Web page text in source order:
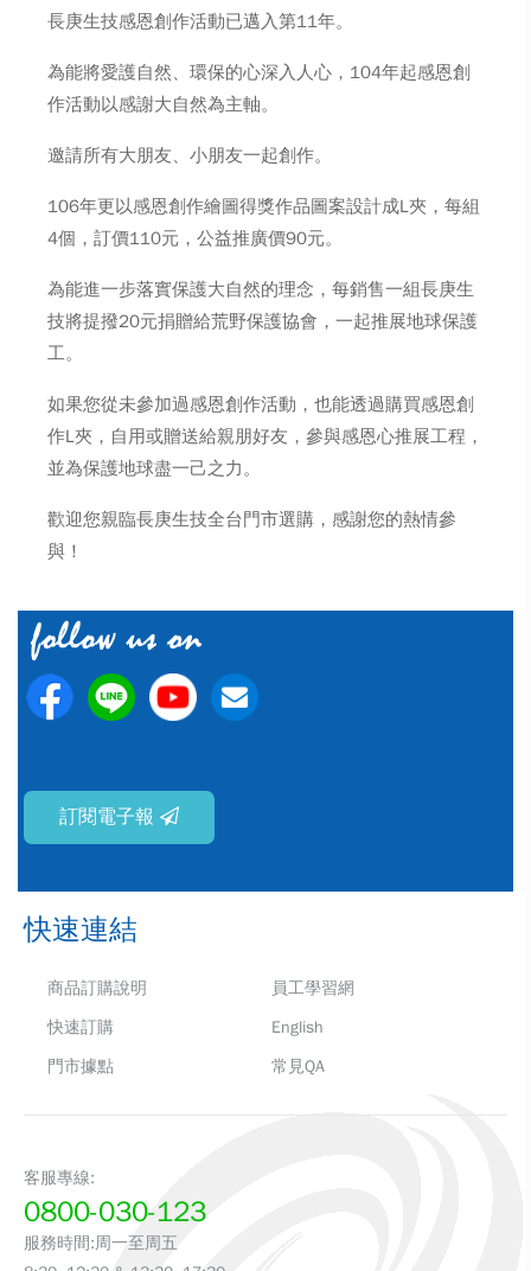
長庚生技感恩創作活動已邁入第11年。
為能將愛護自然、環保的心深入人心，104年起感恩創
作活動以感謝大自然為主軸。
邀請所有大朋友、小朋友一起創作。
106年更以感恩創作繪圖得獎作品圖案設計成L夾，每組
4個，訂價110元，公益推廣價90元。
為能進一步落實保護大自然的理念，每銷售一組長庚生
技將提撥20元捐贈給荒野保護協會，一起推展地球保護
工。
如果您從未參加過感恩創作活動，也能透過購買感恩創
作L夾，自用或贈送給親朋好友，參與感恩心推展工程，
並為保護地球盡一己之力。
歡迎您親臨長庚生技全台門市選購，感謝您的熱情參
與！
訂閱電子報
快速連結
商品訂購說明
快速訂購
門市據點
員工學習網
English
常見QA
客服專線:
0800-030-123
服務時間:周一至周五